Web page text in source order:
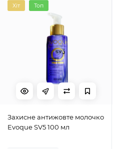
Хіт Топ
Захисне антижовте молочко
Evoque SV5 100 мл